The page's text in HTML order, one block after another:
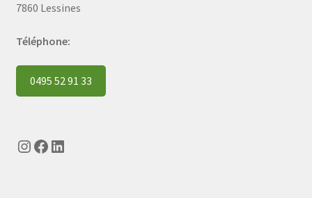
7860 Lessines
Téléphone:
0495 52 91 33
Instagram
Facebook
LinkedIn